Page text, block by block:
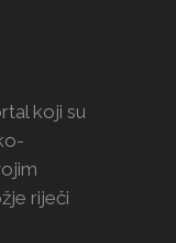
koji su
riječi